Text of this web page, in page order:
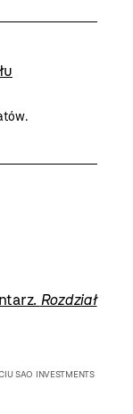
Rozdział
SAO INVESTMENTS